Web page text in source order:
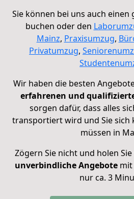
Sie können bei uns auch einen
buchen oder den
Mainz, Praxisumzug,
Privatumzug,
Wir haben die besten
erfahrenen und
sorgen dafür, dass alles
transportiert wird und Sie sich
müssen in
Zögern Sie nicht und holen Sie
unverbindliche Angebote mit
nur ca. 3